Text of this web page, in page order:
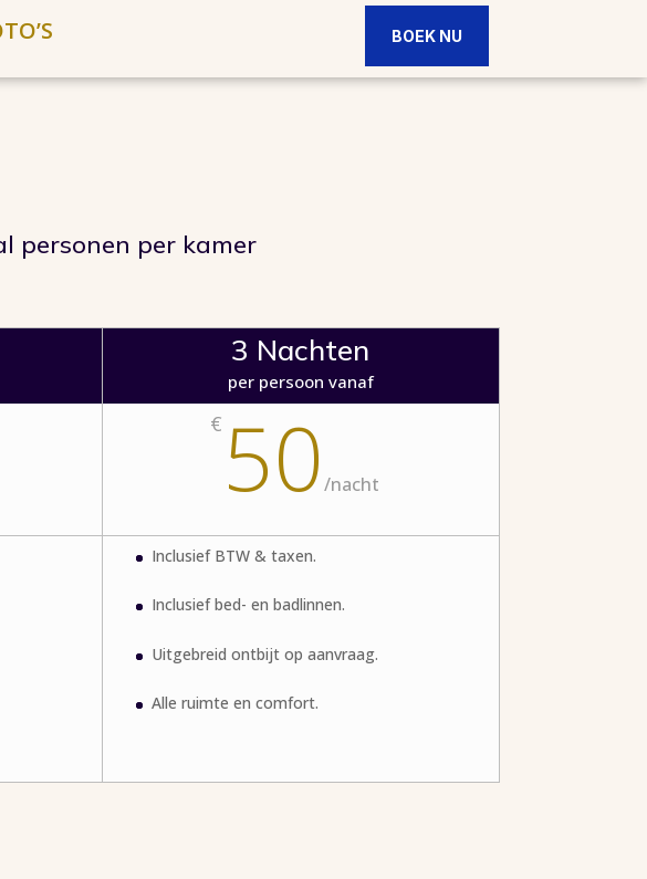
BOEK NU
personen per kamer
3 Nachten
per persoon vanaf
€ 50 /nacht
Inclusief BTW & taxen.
Inclusief bed- en badlinnen.
Uitgebreid ontbijt op aanvraag.
Alle ruimte en comfort.